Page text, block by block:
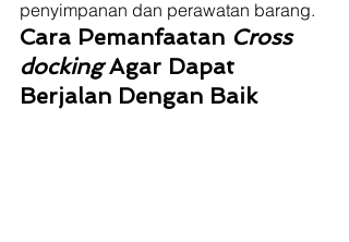
penyimpanan dan perawatan barang.
Cara Pemanfaatan Cross
docking Agar Dapat
Berjalan Dengan Baik